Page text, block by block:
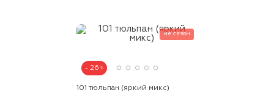
26
не сезон
101 тюльпан (яркий микс)